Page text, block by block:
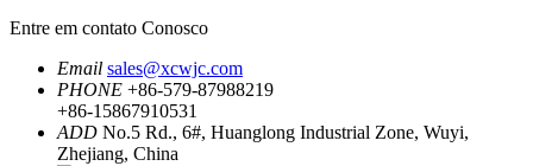
Entre em contato Conosco
Email sales@xcwjc.com
PHONE +86-579-87988219
+86-15867910531
ADD No.5 Rd., 6#, Huanglong Industrial Zone, Wuyi,
Zhejiang, China